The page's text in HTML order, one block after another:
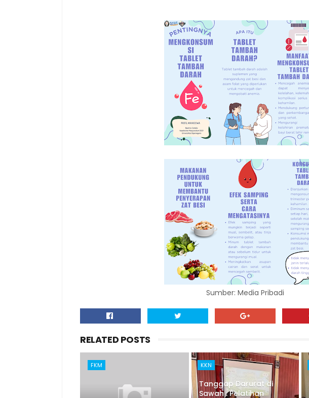
Sumber: Media Pribadi
RELATED POSTS
FKM KKN
Tanggap Darurat di
Sawah : Pelatihan